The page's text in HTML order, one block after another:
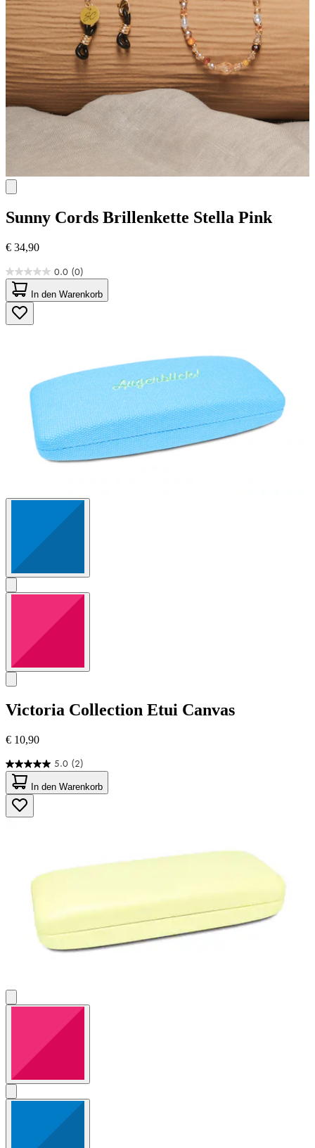
Sunny Cords Brillenkette Stella Pink
€ 34,90
0.0 (0)
0.0
von
5
Sternen.
In den Warenkorb
Victoria Collection Etui Canvas
€ 10,90
5.0 (2)
5.0
von
5
Sternen.
2
In den Warenkorb